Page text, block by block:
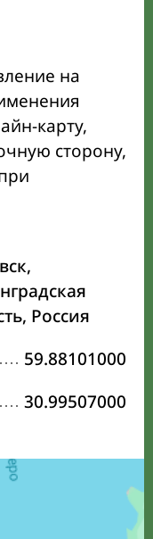
на
карту,
сторону,
Россия
59.88101000
30.99507000